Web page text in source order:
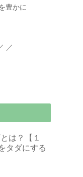
豊かに
は？【１
タダにする